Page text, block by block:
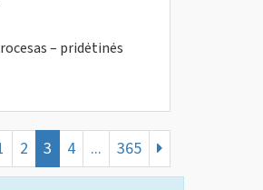
– pridėtinės
2 3 4 ... 365